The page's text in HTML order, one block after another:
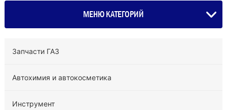
МЕНЮ КАТЕГОРИЙ
Запчасти ГАЗ
Автохимия и автокосметика
Инструмент